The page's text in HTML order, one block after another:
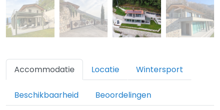
Accommodatie Locatie Wintersport
Beschikbaarheid Beoordelingen